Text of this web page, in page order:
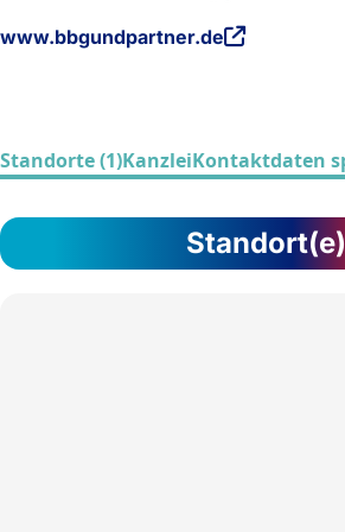
www.bbgundpartner.de
Standorte (1)KanzleiKontaktdaten
Standort(e)